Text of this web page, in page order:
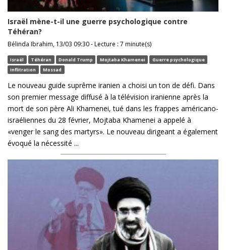
Israël mène-t-il une guerre psychologique contre
Téhéran?
Bélinda Ibrahim, 13/03 09:30 - Lecture : 7 minute(s)
Israël Téhéran Donald Trump Mojtaba Khamenei
Guerre psychologique
Inflitration
Mossad
Le nouveau guide suprême iranien a choisi un ton de défi. Dans
son premier message diffusé à la télévision iranienne après la
mort de son père Ali Khamenei, tué dans les frappes américano-
israéliennes du 28 février, Mojtaba Khamenei a appelé à
«venger le sang des martyrs». Le nouveau dirigeant a également
évoqué la nécessité ...